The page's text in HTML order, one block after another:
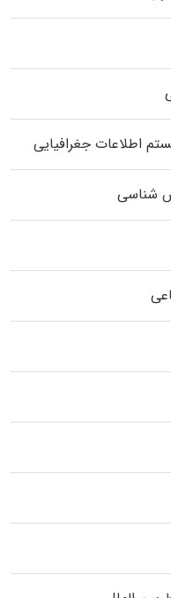
اطلاعات جغرافیایی
شناسی